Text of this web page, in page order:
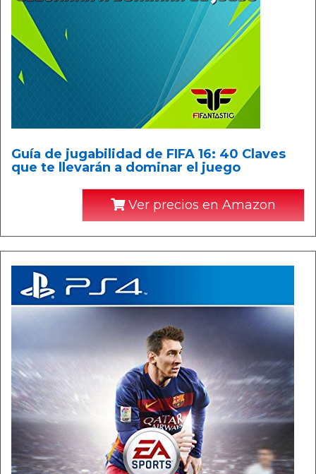
Guía de jugabilidad de FIFA 16: 40 Claves
que te llevarán a dominar el juego
Ver precios en Amazon